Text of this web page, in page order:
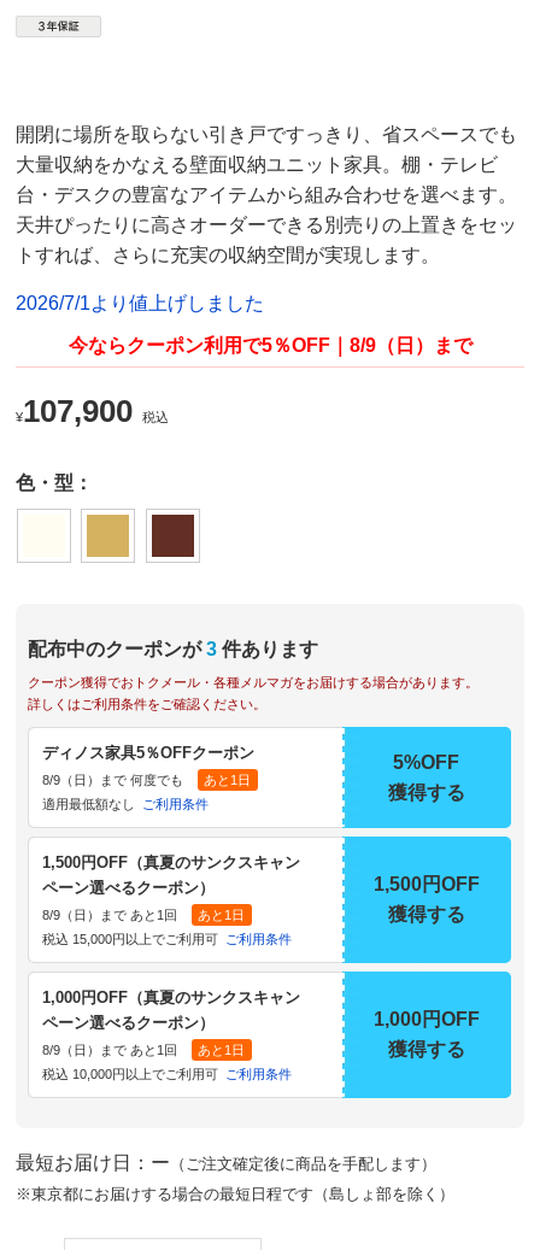
開閉に場所を取らない引き戸ですっきり、省スペースでも
大量収納をかなえる壁面収納ユニット家具。棚・テレビ
台・デスクの豊富なアイテムから組み合わせを選べます。
天井ぴったりに高さオーダーできる別売りの上置きをセッ
トすれば、さらに充実の収納空間が実現します。
2026/7/1より値上げしました
今ならクーポン利用で5％OFF｜8/9（日）まで
¥107,900 税込
色・型：
配布中のクーポンが 3 件あります
クーポン獲得でおトクメール・各種メルマガをお届けする場合があります。
詳しくはご利用条件をご確認ください。
ディノス家具5％OFFクーポン
8/9（日）まで 何度でも
あと1日
適用最低額なし
ご利用条件
5%OFF
獲得する
1,500円OFF（真夏のサンクスキャン
ペーン選べるクーポン）
8/9（日）まで あと1回
あと1日
税込 15,000円以上でご利用可
ご利用条件
1,500円OFF
獲得する
1,000円OFF（真夏のサンクスキャン
ペーン選べるクーポン）
8/9（日）まで あと1回
あと1日
税込 10,000円以上でご利用可
ご利用条件
1,000円OFF
獲得する
最短お届け日：ー （ご注文確定後に商品を手配します）
※東京都にお届けする場合の最短日程です（島しょ部を除く）